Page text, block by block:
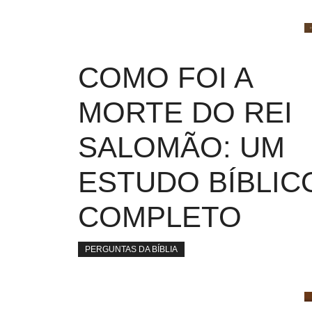
COMO FOI A
MORTE DO REI
SALOMÃO: UM
ESTUDO
COMPLETO
PERGUNTAS DA BÍBLIA